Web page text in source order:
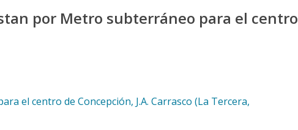
por Metro subterráneo para el centro
el centro de Concepción, J.A. Carrasco (La Tercera,